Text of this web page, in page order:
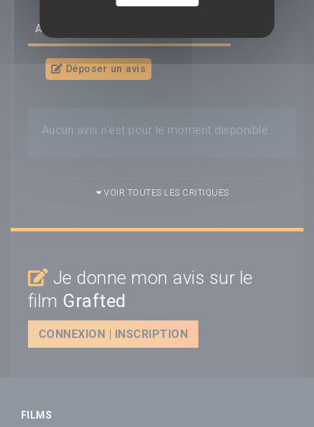
AVIS/CRITIQUE DU FILM
Déposer un avis
Aucun avis n'est pour le moment disponible.
VOIR TOUTES LES CRITIQUES
Je donne mon avis sur le
film Grafted
CONNEXION | INSCRIPTION
FILMS